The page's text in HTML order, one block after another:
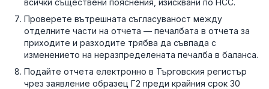
всички съществени пояснения, изисквани по НСС.
Проверете вътрешната съгласуваност между
отделните части на отчета — печалбата в отчета за
приходите и разходите трябва да съвпада с
изменението на неразпределената печалба в баланса.
Подайте отчета електронно в Търговския регистър
чрез заявление образец Г2 преди крайния срок 30